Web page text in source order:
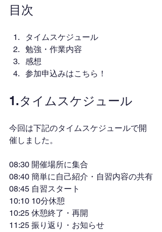
目次
タイムスケジュール
勉強・作業内容
感想
参加申込みはこちら！
1.タイムスケジュール
今回は下記のタイムスケジュールで開
催しました。
08:30 開催場所に集合
08:40 簡単に自己紹介・自習内容の共有
08:45 自習スタート
10:10 10分休憩
10:25 休憩終了・再開
11:25 振り返り・お知らせ